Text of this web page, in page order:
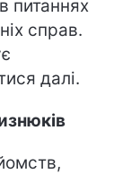
питаннях
справ.
далі.